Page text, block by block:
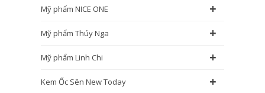
Mỹ phẩm NICE ONE +
Mỹ phẩm Thúy Nga +
Mỹ phẩm Linh Chi +
Kem Ốc Sên New Today +